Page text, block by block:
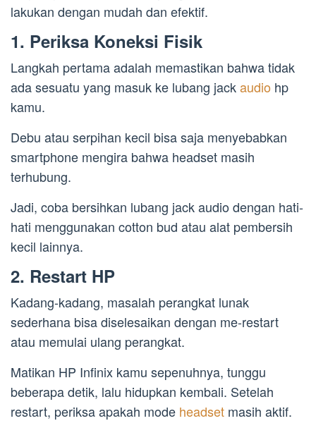
lakukan dengan mudah dan efektif.
1. Periksa Koneksi Fisik
Langkah pertama adalah memastikan bahwa tidak
ada sesuatu yang masuk ke lubang jackaudio hp
kamu.
Debu atau serpihan kecil bisa saja menyebabkan
smartphone mengira bahwa headset masih
terhubung.
Jadi, coba bersihkan lubang jack audio dengan hati-
hati menggunakan cotton bud atau alat pembersih
kecil lainnya.
2. Restart HP
Kadang-kadang, masalah perangkat lunak
sederhana bisa diselesaikan dengan me-restart
atau memulai ulang perangkat.
Matikan HP Infinix kamu sepenuhnya, tunggu
beberapa detik, lalu hidupkan kembali. Setelah
restart, periksa apakah mode headset masih aktif.